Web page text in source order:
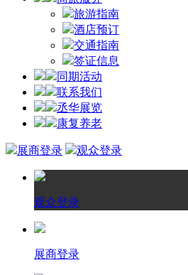
旅游指南
酒店预订
交通指南
签证信息
同期活动
联系我们
丞华展览
康复养老
展商登录 观众登录
观众登录
展商登录